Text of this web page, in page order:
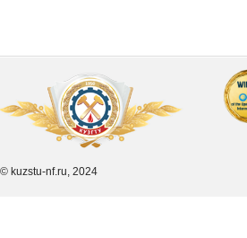
© kuzstu-nf.ru, 2024